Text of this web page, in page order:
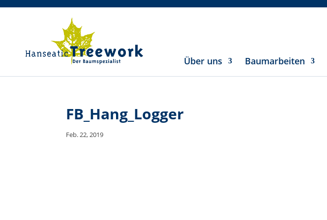
Über uns Baumarbeiten
FB_Hang_Logger
Feb. 22, 2019